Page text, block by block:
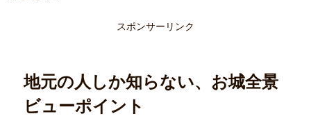
スポンサーリンク
地元の人しか知らない、お城全景
ビューポイント